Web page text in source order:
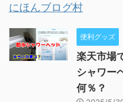
にほんブログ村
便利グッズ
楽天市場
シャワー
何％？